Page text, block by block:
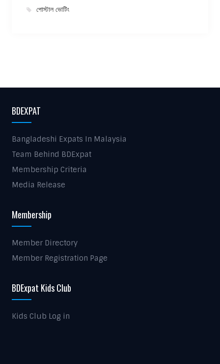
পোস্টাল ভোটিং
BDEXPAT
Bangladeshi Expats In Malaysia
Team Behind BDExpat
Membership Criteria
Media Release
Membership
Member Directory
Member Registration Page
BDExpat Kids Club
Kids Club Log in